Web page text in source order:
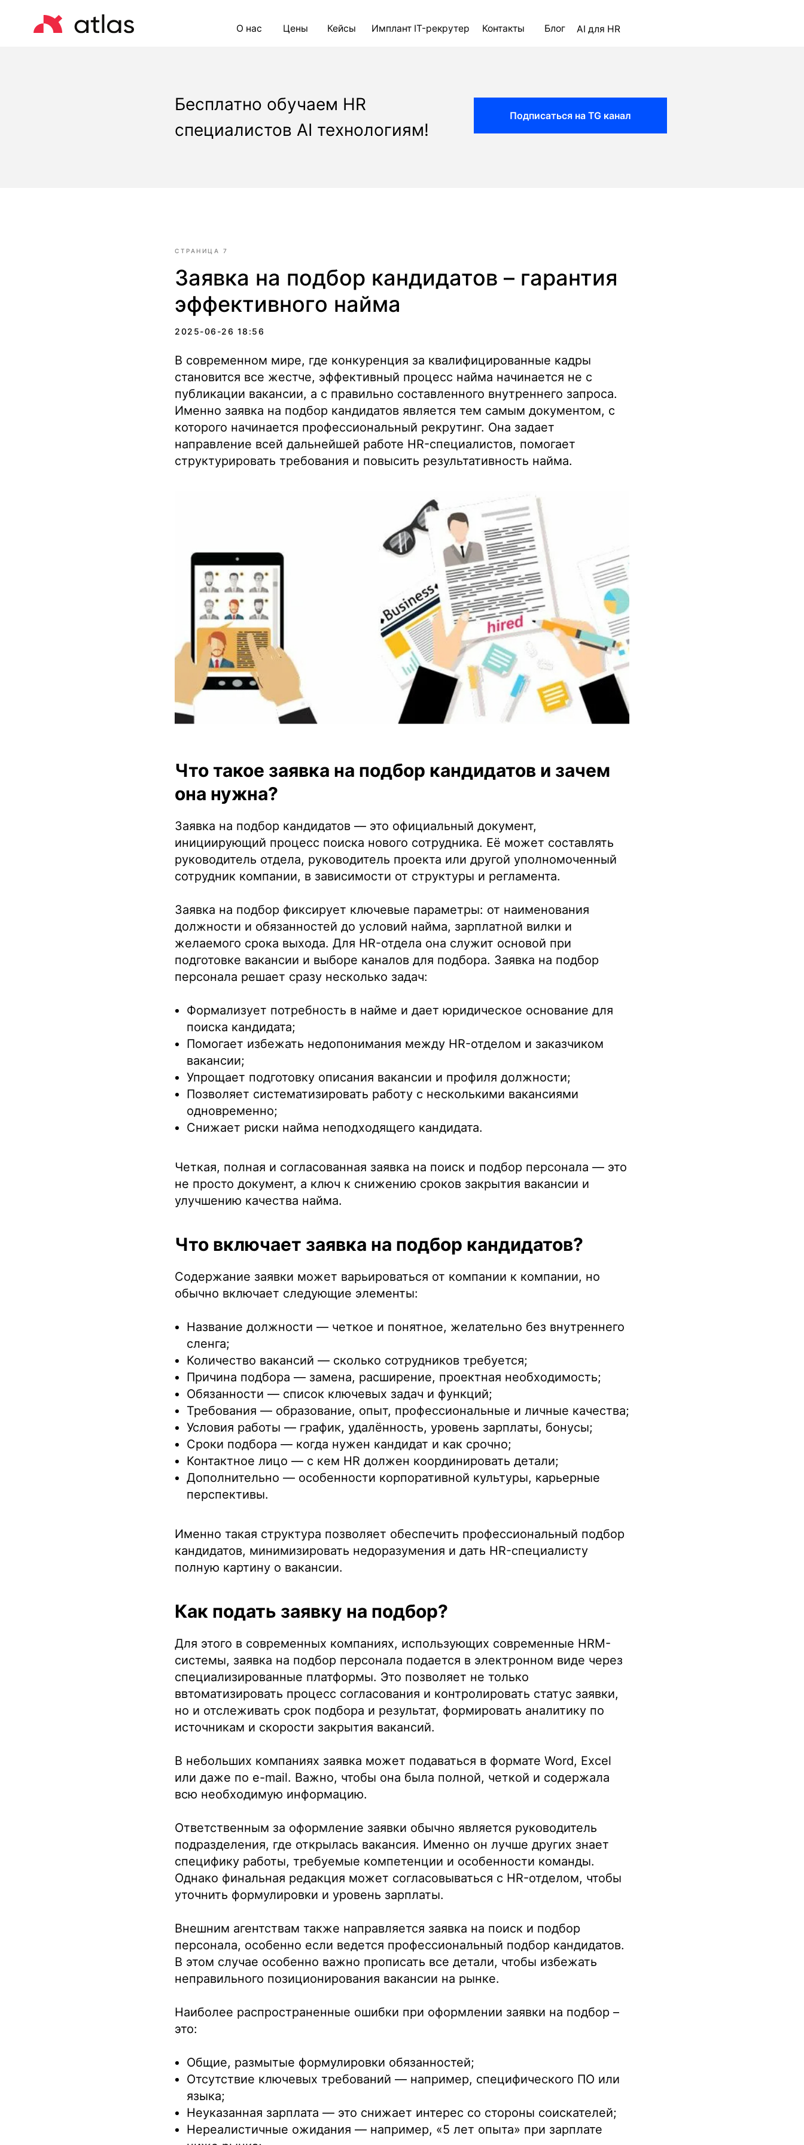
Цены Контакты Блог AI для HR
Кейсы Имплант IT-рекрутер
Бесплатно обучаем HR
специалистов AI технологиям!
Подписаться на TG канал
СТРАНИЦА 7
Заявка на подбор кандидатов – гарантия
эффективного найма
2025-06-26 18:56
В современном мире, где конкуренция за квалифицированные кадры
становится все жестче, эффективный процесс найма начинается не с
публикации вакансии, а с правильно составленного внутреннего запроса.
Именно заявка на подбор кандидатов является тем самым документом, с
которого начинается профессиональный рекрутинг. Она задает
направление всей дальнейшей работе HR-специалистов, помогает
структурировать требования и повысить результативность найма.
Что такое заявка на подбор кандидатов и зачем
она нужна?
Заявка на подбор кандидатов — это официальный документ,
инициирующий процесс поиска нового сотрудника. Её может составлять
руководитель отдела, руководитель проекта или другой уполномоченный
сотрудник компании, в зависимости от структуры и регламента.
Заявка на подбор фиксирует ключевые параметры: от наименования
должности и обязанностей до условий найма, зарплатной вилки и
желаемого срока выхода. Для HR-отдела она служит основой при
подготовке вакансии и выборе каналов для подбора. Заявка на подбор
персонала решает сразу несколько задач:
Формализует потребность в найме и дает юридическое основание для
поиска кандидата;
Помогает избежать недопонимания между HR-отделом и заказчиком
вакансии;
Упрощает подготовку описания вакансии и профиля должности;
Позволяет систематизировать работу с несколькими вакансиями
одновременно;
Снижает риски найма неподходящего кандидата.
Четкая, полная и согласованная заявка на поиск и подбор персонала — это
не просто документ, а ключ к снижению сроков закрытия вакансии и
улучшению качества найма.
Что включает заявка на подбор кандидатов?
Содержание заявки может варьироваться от компании к компании, но
обычно включает следующие элементы:
Название должности — четкое и понятное, желательно без внутреннего
сленга;
Количество вакансий — сколько сотрудников требуется;
Причина подбора — замена, расширение, проектная необходимость;
Обязанности — список ключевых задач и функций;
Требования — образование, опыт, профессиональные и личные качества;
Условия работы — график, удалённость, уровень зарплаты, бонусы;
Сроки подбора — когда нужен кандидат и как срочно;
Контактное лицо — с кем HR должен координировать детали;
Дополнительно — особенности корпоративной культуры, карьерные
перспективы.
Именно такая структура позволяет обеспечить профессиональный подбор
кандидатов, минимизировать недоразумения и дать HR-специалисту
полную картину о вакансии.
Как подать заявку на подбор?
Для этого в современных компаниях, использующих современные HRM-
системы, заявка на подбор персонала подается в электронном виде через
специализированные платформы. Это позволяет не только
ввтоматизировать процесс согласования и контролировать статус заявки,
но и отслеживать срок подбора и результат, формировать аналитику по
источникам и скорости закрытия вакансий.
В небольших компаниях заявка может подаваться в формате Word, Excel
или даже по e-mail. Важно, чтобы она была полной, четкой и содержала
всю необходимую информацию.
Ответственным за оформление заявки обычно является руководитель
подразделения, где открылась вакансия. Именно он лучше других знает
специфику работы, требуемые компетенции и особенности команды.
Однако финальная редакция может согласовываться с HR-отделом, чтобы
уточнить формулировки и уровень зарплаты.
Внешним агентствам также направляется заявка на поиск и подбор
персонала, особенно если ведется профессиональный подбор кандидатов.
В этом случае особенно важно прописать все детали, чтобы избежать
неправильного позиционирования вакансии на рынке.
Наиболее распространенные ошибки при оформлении заявки на подбор –
это:
Общие, размытые формулировки обязанностей;
Отсутствие ключевых требований — например, специфического ПО или
языка;
Неуказанная зарплата — это снижает интерес со стороны соискателей;
Нереалистичные ожидания — например, «5 лет опыта» при зарплате